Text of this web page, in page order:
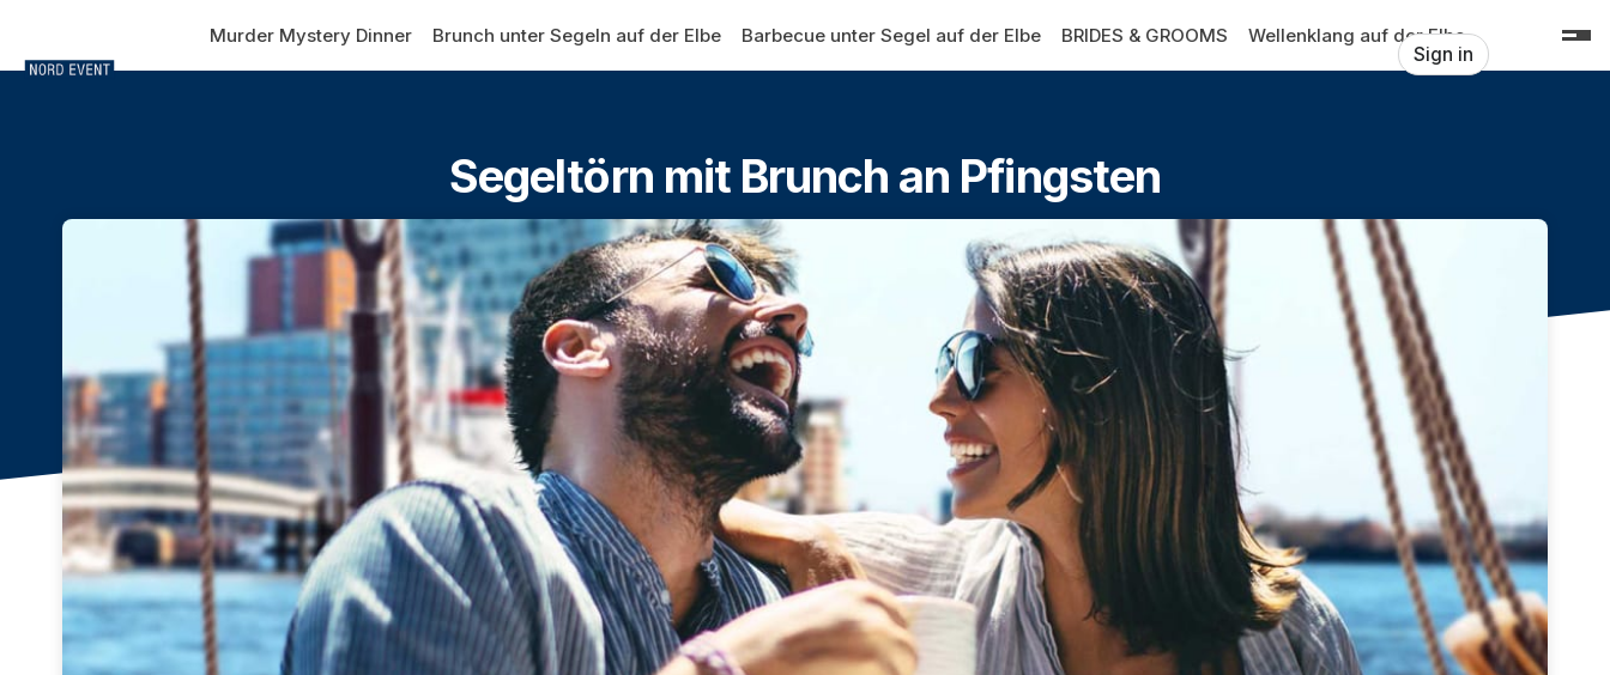
Murder Mystery Dinner Brunch unter Segeln auf der Elbe Barbecue unter Segel auf der Elbe BRIDES & GROOMS
Wellenklang auf der Elbe
Sign in
Segeltörn mit Brunch an Pfingsten